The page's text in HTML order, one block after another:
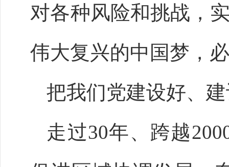
对各种风险和挑战，
伟大复兴的中国梦，
把我们党建设好、
走过30年、跨越